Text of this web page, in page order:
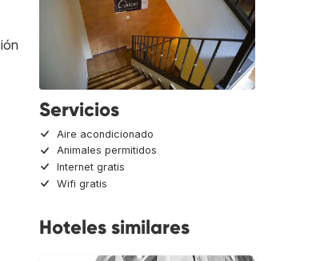
Servicios
Aire acondicionado
Animales permitidos
Internet gratis
Wifi gratis
Hoteles similares